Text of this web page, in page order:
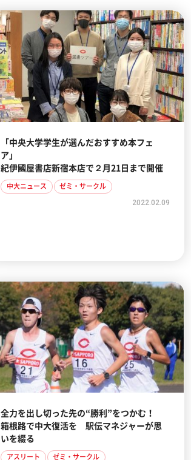
「中央大学学生が選んだおすすめ本フェ
ア」
紀伊國屋書店新宿本店で２月21日まで開催
中大ニュース ゼミ・サークル
2022.02.09
全力を出し切った先の“勝利”をつかむ！
箱根路で中大復活を 駅伝マネジャーが思
いを綴る
アスリート ゼミ・サークル